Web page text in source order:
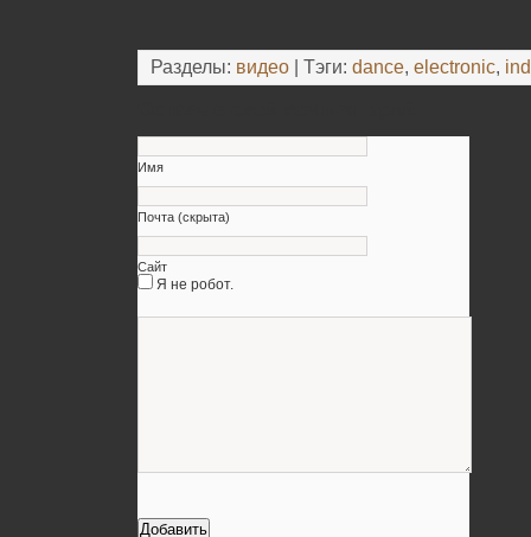
Разделы: видео | Тэги: dance, electronic,
Имя
Почта (скрыта)
Сайт
Я не робот.